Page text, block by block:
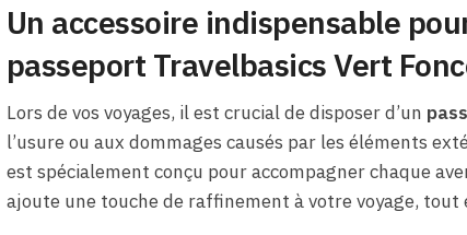
Un accessoire indispensable
passeport Travelbasics Vert
Lors de vos voyages, il est crucial de disposer d’un
l’usure ou aux dommages causés par les éléments
est spécialement conçu pour accompagner chaque
ajoute une touche de raffinement à votre voyage,